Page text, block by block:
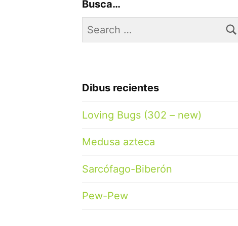
Busca…
Search
for:
Dibus recientes
Loving Bugs (302 – new)
Medusa azteca
Sarcófago-Biberón
Pew-Pew